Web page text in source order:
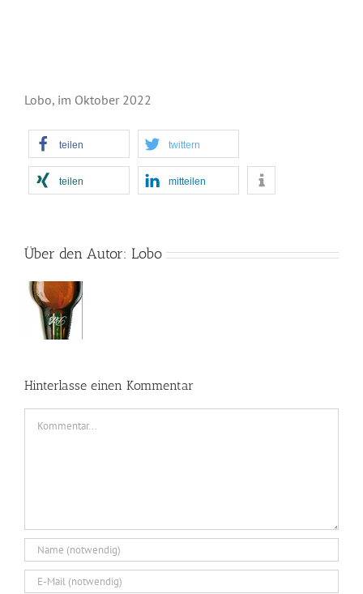
Lobo, im Oktober 2022
teilen twittern
teilen mitteilen
Über den Autor: Lobo
Hinterlasse einen Kommentar